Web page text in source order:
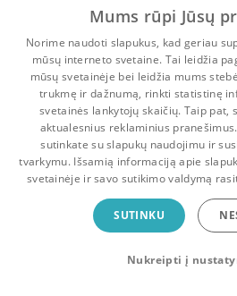
Ivan Illich
0 4
Pradinis Krepšelis Pokalbiai
Bookswap programėlė
Mainykis knygomis dar
Uždaryti
Mums rūpi Jūsų
Norime naudoti slapukus, kad geriau
mūsų interneto svetaine. Tai leidžia
mūsų svetainėje bei leidžia mums
trukmę ir dažnumą, rinkti statistinę
svetainės lankytojų skaičių. Taip pat,
aktualesnius reklaminius
sutinkate su slapukų naudojimu ir
tvarkymu. Išsamią informaciją apie
svetainėje ir savo sutikimo valdymą
SUTINKU
Nukreipti į